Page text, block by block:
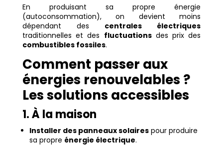
En produisant sa propre énergie
(autoconsommation), on devient moins
dépendant des centrales électriques
traditionnelles et des fluctuationsdes prix des
combustibles fossiles.
Comment passer aux
énergies renouvelables ?
Les solutions accessibles
1. À la maison
Installer des panneaux solairespour produire
sa propre énergie électrique.